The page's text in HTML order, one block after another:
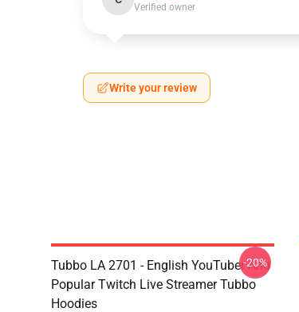
Verified owner
Write your review
Tubbo LA 2701 - English YouTuber And
Popular Twitch Live Streamer Tubbo
Hoodies
-20%